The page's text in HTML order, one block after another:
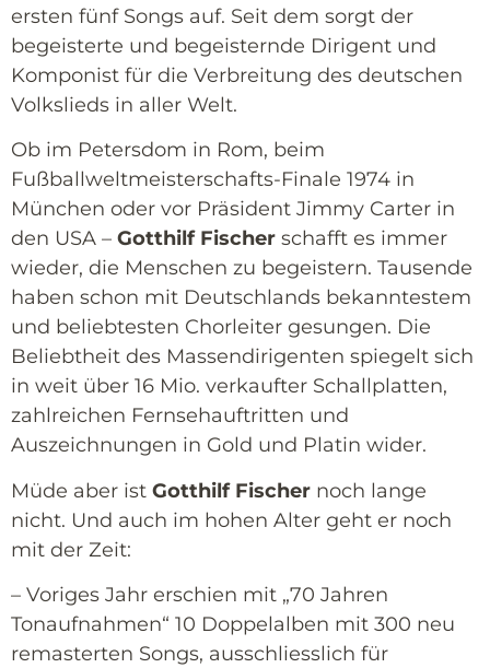
ersten fünf Songs auf. Seit dem sorgt der
begeisterte und begeisternde Dirigent und
Komponist für die Verbreitung des deutschen
Volkslieds in aller Welt.
Ob im Petersdom in Rom, beim
Fußballweltmeisterschafts-Finale 1974 in
München oder vor Präsident Jimmy Carter in
den USA – Gotthilf Fischer schafft es immer
wieder, die Menschen zu begeistern. Tausende
haben schon mit Deutschlands bekanntestem
und beliebtesten Chorleiter gesungen. Die
Beliebtheit des Massendirigenten spiegelt sich
in weit über 16 Mio. verkaufter Schallplatten,
zahlreichen Fernsehauftritten und
Auszeichnungen in Gold und Platin wider.
Müde aber ist Gotthilf Fischer noch lange
nicht. Und auch im hohen Alter geht er noch
mit der Zeit:
– Voriges Jahr erschien mit „70 Jahren
Tonaufnahmen“ 10 Doppelalben mit 300 neu
remasterten Songs, ausschliesslich für